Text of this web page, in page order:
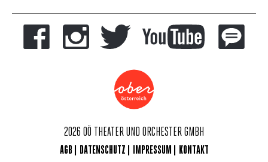
2026 OÖ THEATER UND ORCHESTER GMBH
AGB DATENSCHUTZ IMPRESSUM KONTAKT